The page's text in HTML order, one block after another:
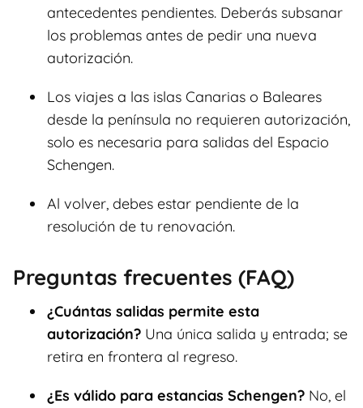
antecedentes pendientes. Deberás subsanar
los problemas antes de pedir una nueva
autorización.
Los viajes a las islas Canarias o Baleares
desde la península no requieren autorización,
solo es necesaria para salidas del Espacio
Schengen.
Al volver, debes estar pendiente de la
resolución de tu renovación.
Preguntas frecuentes (FAQ)
¿Cuántas salidas permite esta
autorización? Una única salida y entrada; se
retira en frontera al regreso.
¿Es válido para estancias Schengen? No, el